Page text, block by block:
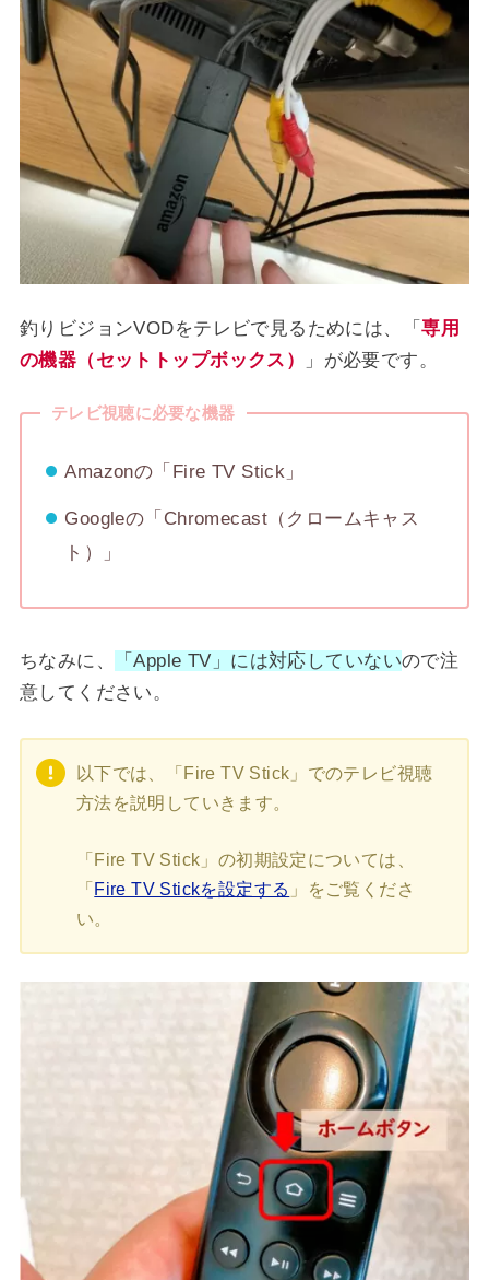
釣りビジョンVODをテレビで見るためには、「専用
の機器（セットトップボックス）
」が必要です。
テレビ視聴に必要な機器
Amazonの「Fire TV Stick」
Googleの「Chromecast（クロームキャス
ト）」
ちなみに、 「Apple TV」には対応していないので注
意してください。
以下では、「Fire TV Stick」でのテレビ視聴
方法を説明していきます。
「Fire TV Stick」の初期設定については、
「 Fire TV Stickを設定する 」をご覧くださ
い。